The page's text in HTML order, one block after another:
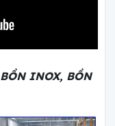
INOX, BỒN